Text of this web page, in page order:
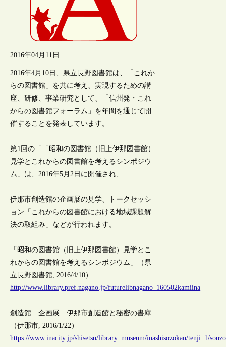
2016年04月11日
2016年4月10日、県立長野図書館は、「これか
らの図書館」を共に考え、実現するための講
座、研修、事業研究として、「信州発・これ
からの図書館フォーラム」を年間を通じて開
催することを発表しています。
第1回の「「昭和の図書館（旧上伊那図書館）
見学とこれからの図書館を考えるシンポジウ
ム」は、2016年5月2日に開催され、
伊那市創造館の企画展の見学、トークセッシ
ョン「これからの図書館における地域課題解
決の取組み」などが行われます。
「昭和の図書館（旧上伊那図書館）見学とこ
れからの図書館を考えるシンポジウム」（県
立長野図書館, 2016/4/10）
http://www.library.pref.nagano.jp/futurelibnagano_160502kamiina
創造館 企画展 伊那市創造館と秘密の書庫
（伊那市, 2016/1/22）
https://www.inacity.jp/shisetsu/library_museum/inashisozokan/tenji_1/